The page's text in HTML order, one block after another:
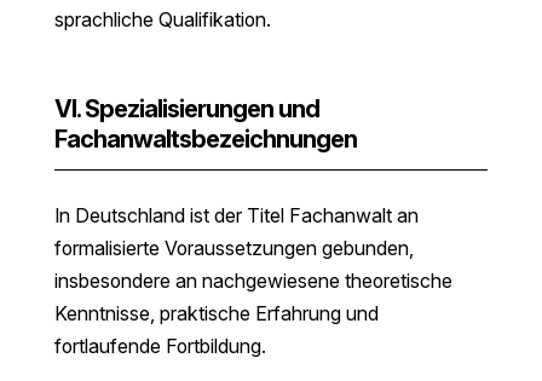
sprachliche Qualifikation.
VI. Spezialisierungen und
Fachanwaltsbezeichnungen
In Deutschland ist der Titel Fachanwalt an
formalisierte Voraussetzungen gebunden,
insbesondere an nachgewiesene theoretische
Kenntnisse, praktische Erfahrung und
fortlaufende Fortbildung.